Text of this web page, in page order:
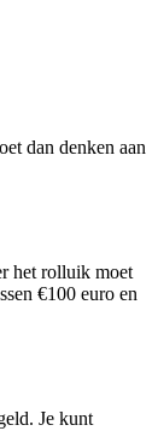
dan denken aan
het rolluik moet
€100 euro en
Je kunt